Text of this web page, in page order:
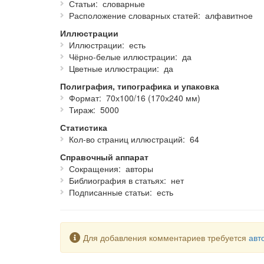
Статьи
словарные
Расположение словарных статей
алфавитное
Иллюстрации
Иллюстрации
есть
Чёрно-белые иллюстрации
да
Цветные иллюстрации
да
Полиграфия, типографика и упаковка
Формат 70х100/16 (170х240 мм)
Тираж 5000
Статистика
Кол-во страниц иллюстраций
64
Справочный аппарат
Сокращения
авторы
Библиография в статьях
нет
Подписанные статьи
есть
Предупреждение
Для добавления комментариев требуется